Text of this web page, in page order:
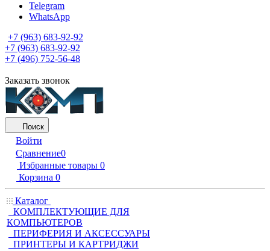
Telegram
WhatsApp
+7 (963) 683-92-92
+7 (963) 683-92-92
+7 (496) 752-56-48
Заказать звонок
Поиск
Войти
Сравнение0
Избранные товары 0
Корзина 0
Каталог
КОМПЛЕКТУЮЩИЕ ДЛЯ
КОМПЬЮТЕРОВ
ПЕРИФЕРИЯ И АКСЕССУАРЫ
ПРИНТЕРЫ И КАРТРИДЖИ